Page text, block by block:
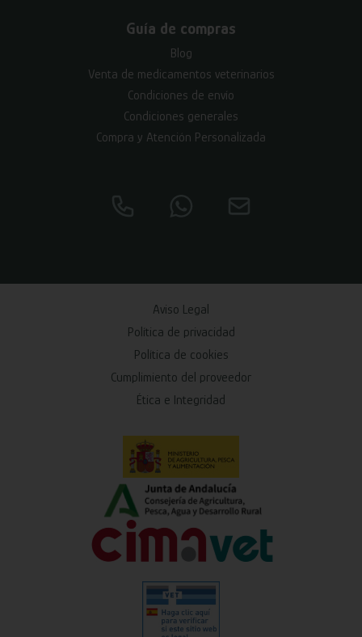
Guía de compras
Blog
Venta de medicamentos veterinarios
Condiciones de envío
Condiciones generales
Compra y Atención Personalizada
Aviso Legal
Política de privacidad
Política de cookies
Cumplimiento del proveedor
Ética e Integridad